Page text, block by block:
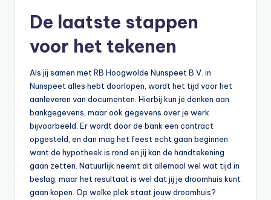
De laatste stappen
voor het tekenen
Als jij samen met RB Hoogwolde Nunspeet B.V. in
Nunspeet alles hebt doorlopen, wordt het tijd voor het
aanleveren van documenten. Hierbij kun je denken aan
bankgegevens, maar ook gegevens over je werk
bijvoorbeeld. Er wordt door de bank een contract
opgesteld, en dan mag het feest echt gaan beginnen
want de hypotheek is rond en jij kan de handtekening
gaan zetten. Natuurlijk neemt dit allemaal wel wat tijd in
beslag, maar het resultaat is wel dat jij je droomhuis kunt
gaan kopen. Op welke plek staat jouw droomhuis?